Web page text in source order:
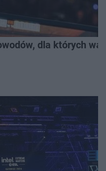
dla których